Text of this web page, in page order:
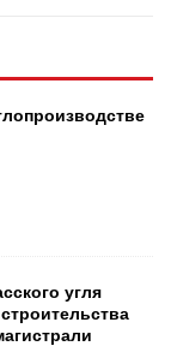
угля